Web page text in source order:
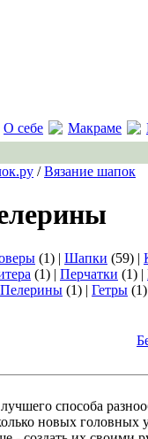
О себе Макраме
/Вязание шапок
(1) | Шапки (59) |
(1) | Перчатки (1) |
Пелерины (1) | Гетры (1)
способа
новых головных